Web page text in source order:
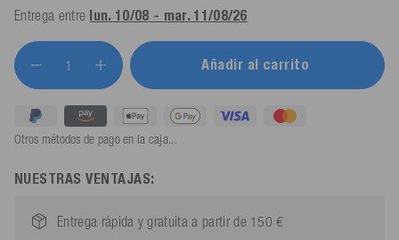
Entrega entre lun. 10/08 - mar. 11/08/26
Añadir al carrito
Otros métodos de pago en la caja...
NUESTRAS VENTAJAS:
Entrega rápida y gratuita a partir de 150 €